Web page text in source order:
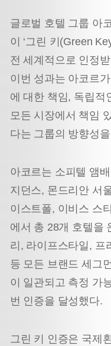
글로벌 호텔 그룹 아
이 ‘그린 키(Green
전 세계적으로 인정
이번 성과는 아코르
에 대한 책임, 독립적
모든 시장에서 책임
다는 그룹의 방향성
아코르는 소피텔 앰
지던스, 몬드리안 서
이스트폴, 이비스 스
에서 총 28개 호텔을
리, 라이프스타일, 프
등 모든 브랜드 세그
이 일관되고 측정 가
번 인증을 달성했다.
그린 키 인증은 국제